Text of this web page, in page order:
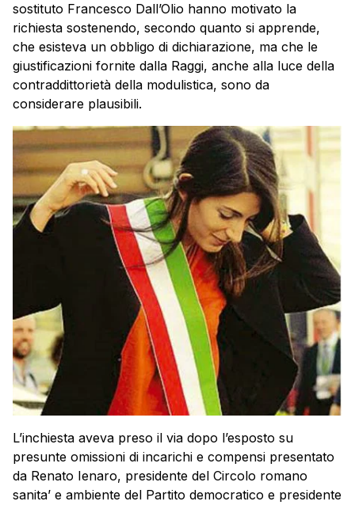
sostituto Francesco Dall’Olio hanno motivato la
richiesta sostenendo, secondo quanto si apprende,
che esisteva un obbligo di dichiarazione, ma che le
giustificazioni fornite dalla Raggi, anche alla luce della
contraddittorietà della modulistica, sono da
considerare plausibili.
L’inchiesta aveva preso il via dopo l’esposto su
presunte omissioni di incarichi e compensi presentato
da Renato Ienaro, presidente del Circolo romano
sanita’ e ambiente del Partito democratico e presidente